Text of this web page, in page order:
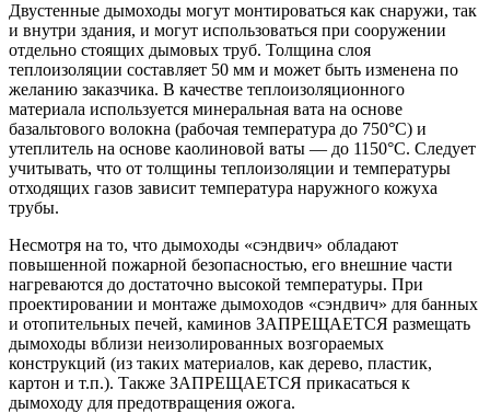
Двустенные дымоходы могут монтироваться как снаружи, так
и внутри здания, и могут использоваться при сооружении
отдельно стоящих дымовых труб. Толщина слоя
теплоизоляции составляет 50 мм и может быть изменена по
желанию заказчика. В качестве теплоизоляционного
материала используется минеральная вата на основе
базальтового волокна (рабочая температура до 750°С) и
утеплитель на основе каолиновой ваты — до 1150°С. Следует
учитывать, что от толщины теплоизоляции и температуры
отходящих газов зависит температура наружного кожуха
трубы.
Несмотря на то, что дымоходы «сэндвич» обладают
повышенной пожарной безопасностью, его внешние части
нагреваются до достаточно высокой температуры. При
проектировании и монтаже дымоходов «сэндвич» для банных
и отопительных печей, каминов ЗАПРЕЩАЕТСЯ размещать
дымоходы вблизи неизолированных возгораемых
конструкций (из таких материалов, как дерево, пластик,
картон и т.п.). Также ЗАПРЕЩАЕТСЯ прикасаться к
дымоходу для предотвращения ожога.